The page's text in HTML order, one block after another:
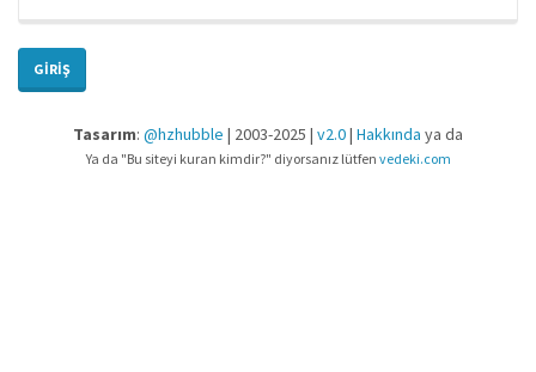
GIRIŞ
Tasarım: @hzhubble | 2003-2025 | v2.0| Hakkında ya da
Ya da "Bu siteyi kuran kimdir?" diyorsanız lütfen vedeki.com